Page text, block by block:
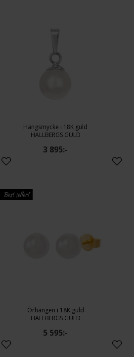
Hängsmycke i 18K guld
HALLBERGS GULD
3 895:-
Best seller!
Örhängen i 18K guld
HALLBERGS GULD
5 595:-